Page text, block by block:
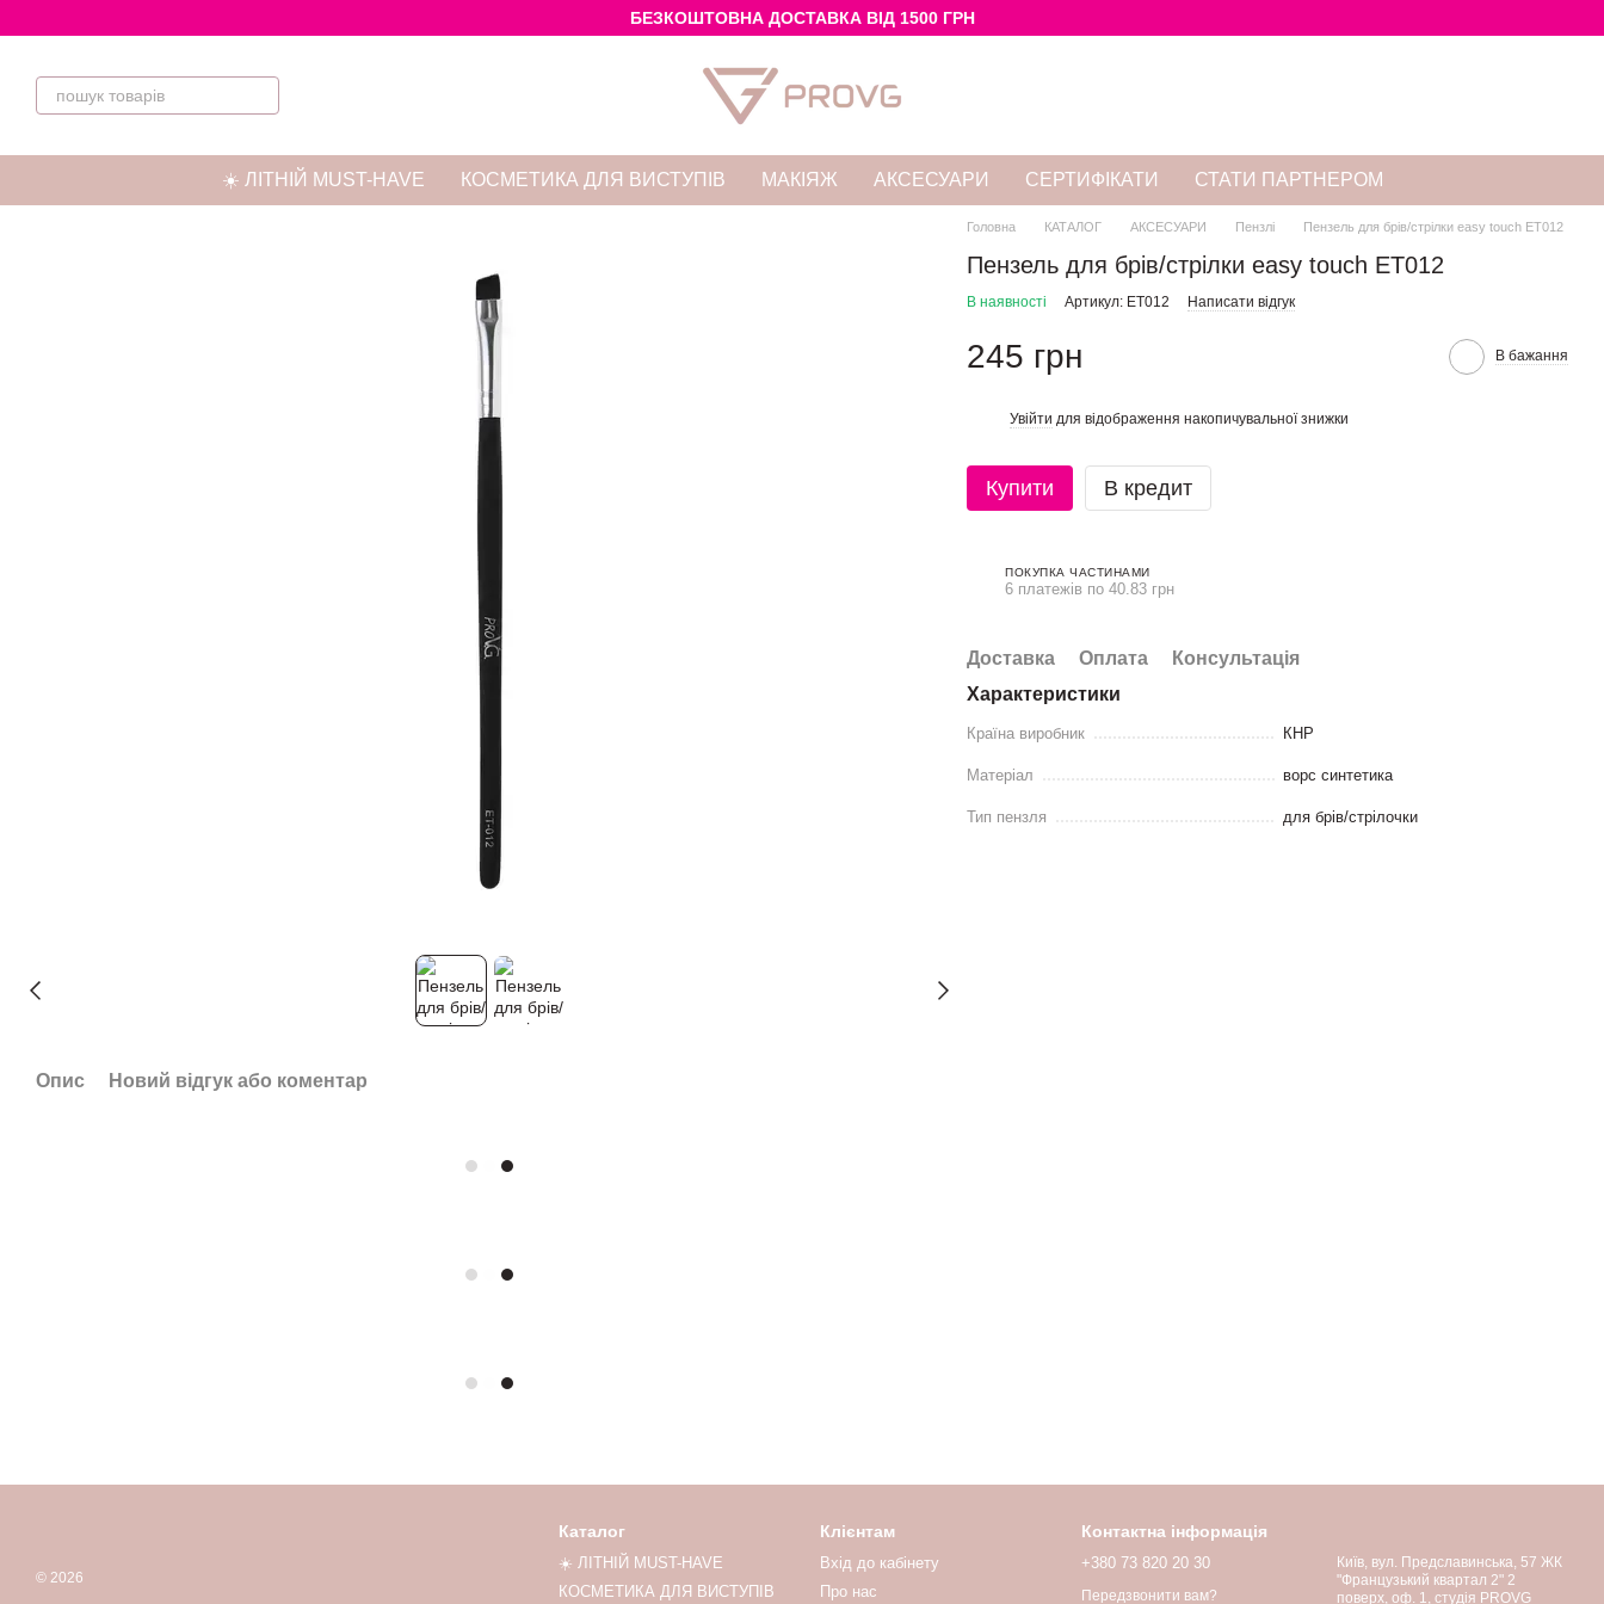
БЕЗКОШТОВНА ДОСТАВКА ВІД 1500 ГРН
☀️ ЛІТНІЙ MUST-HAVE КОСМЕТИКА ДЛЯ ВИСТУПІВ МАКІЯЖ АКСЕСУАРИ СЕРТИФІКАТИ СТАТИ ПАРТНЕРОМ
Опис Новий відгук або коментар
Головна КАТАЛОГ АКСЕСУАРИ Пензлі Пензель для брів/стрілки easy touch ET012
Пензель для брів/стрілки easy touch ET012
В наявності Артикул: ET012 Написати відгук
245 грн В бажання
Увійти для відображення накопичувальної знижки
Купити В кредит
ПОКУПКА ЧАСТИНАМИ
6 платежів по 40.83 грн
Доставка Оплата
Консультація
Характеристики
Країна виробник КНР
Матеріал ворс синтетика
Тип пензля для брів/стрілочки
© 2026
Каталог
☀️ ЛІТНІЙ MUST-HAVE
КОСМЕТИКА ДЛЯ ВИСТУПІВ
Клієнтам
Вхід до кабінету
Про нас
Контактна інформація
+380 73 820 20 30
Передзвонити вам?
Київ, вул. Предславинська, 57 ЖК
"Французький квартал 2" 2
поверх, оф. 1, студія PROVG